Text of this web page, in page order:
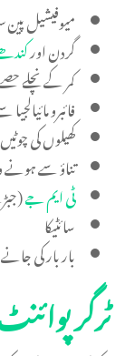
میوفیشیل
گردن اور
کمر کے نچلے
فائبرو
کھیلوں کی چوٹیں
تناؤ سے
ٹی ایم جے
سائٹیکا
بار بار کی
ٹرگر